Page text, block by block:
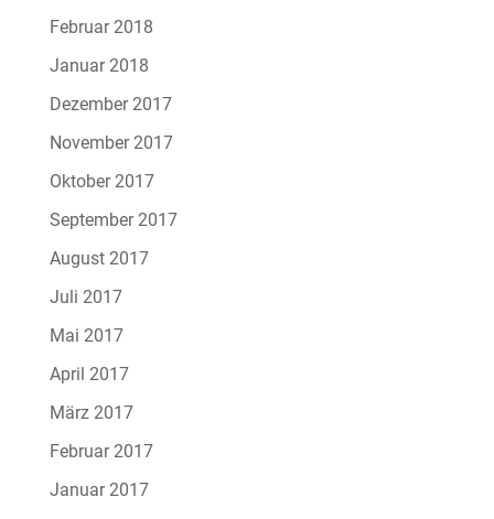
Februar 2018
Januar 2018
Dezember 2017
November 2017
Oktober 2017
September 2017
August 2017
Juli 2017
Mai 2017
April 2017
März 2017
Februar 2017
Januar 2017